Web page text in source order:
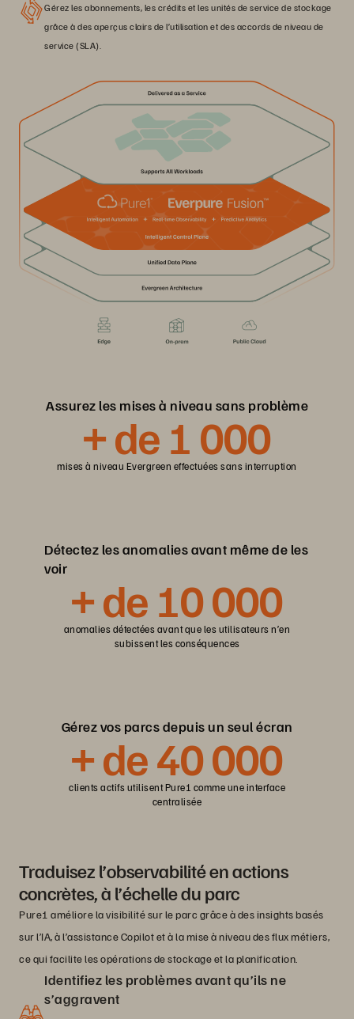
Gérez les abonnements, les crédits et les unités de service de stockage
grâce à des aperçus clairs de l’utilisation et des accords de niveau de
service (SLA).
Assurez les mises à niveau sans problème
+ de 1 000
mises à niveau Evergreen effectuées sans interruption
Détectez les anomalies avant même de les
voir
+ de 10 000
anomalies détectées avant que les utilisateurs n’en
subissent les conséquences
Gérez vos parcs depuis un seul écran
+ de 40 000
clients actifs utilisent Pure1 comme une interface
centralisée
Traduisez l’observabilité en actions
concrètes, à l’échelle du parc
Pure1 améliore la visibilité sur le parc grâce à des insights basés
sur l’IA, à l’assistance Copilot et à la mise à niveau des flux métiers,
ce qui facilite les opérations de stockage et la planification.
Identifiez les problèmes avant qu’ils ne
s’aggravent